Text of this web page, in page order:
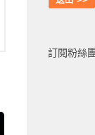
訂閱粉絲